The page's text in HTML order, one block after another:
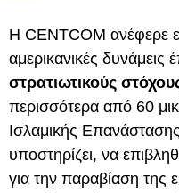
Η CENTCOM ανέφερε
αμερικανικές δυνάμεις
στρατιωτικούς
περισσότερα από 60
Ισλαμικής
υποστηρίζει, να
για την παραβίαση της